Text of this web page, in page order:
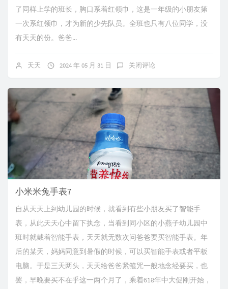
了同样上学的班长，胸口系着红领巾，这是一年级的小朋友第
一次系红领巾，才为新的少先队员。全班也只有八位同学，没
有天天的份。爸爸...
天天 2024 年 05 月 31 日 关闭评论
小米米兔手表7
自从天天上到幼儿园的时候，就看到有些小朋友买了智能手
表，从此天天心中留下执念，当看到同小区的小燕子幼儿园中
班时就戴着智能手表，天天就无数次问爸爸要买智能手表。年
后的某天，妈妈同意到暑假的时候，可以买智能手表或者平板
电脑。于是三天两头，天天给爸爸紧箍咒一般地念经要买，也
罢，早晚要买不在乎这一两个月了，乘着618年中大促刚开始，